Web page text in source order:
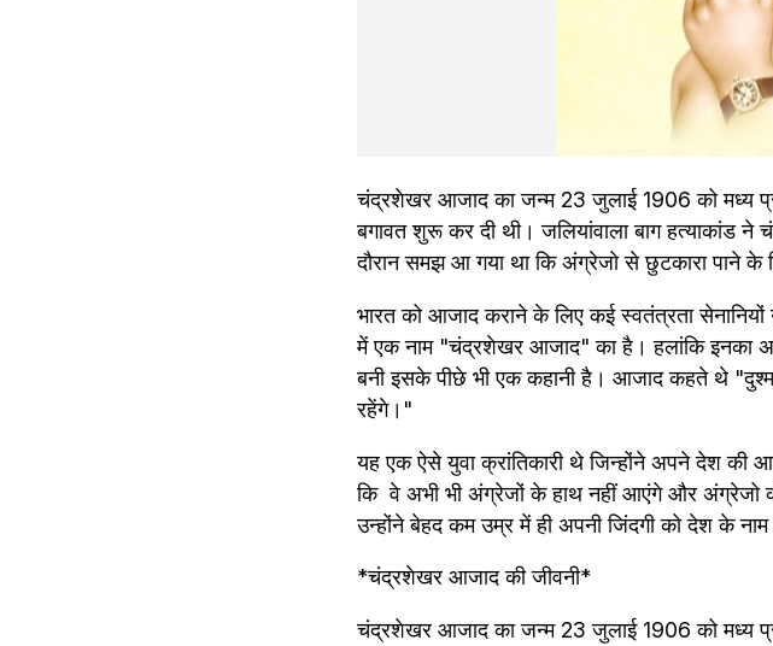
चंद्रशेखर आजाद का जन्म 23 जुलाई 1906 को मध्य
बगावत शुरू कर दी थी। जलियांवाला बाग
दौरान समझ आ गया था कि अंग्रेजो से छुटकारा पाने के
भारत को आजाद कराने के लिए कई स्वतंत्रता सेनानियों
में एक नाम "चंद्रशेखर आजाद" का है। हलांकि इनका
बनी इसके पीछे भी एक कहानी है। आजाद कहते थे
रहेंगे।"
यह एक ऐसे युवा क्रांतिकारी थे जिन्होंने अपने देश की
कि  वे अभी भी अंग्रेजों के हाथ नहीं आएंगे और
उन्होंने बेहद कम उम्र में ही अपनी जिंदगी को देश के नाम
*चंद्रशेखर आजाद की जीवनी*
चंद्रशेखर आजाद का जन्म 23 जुलाई 1906 को मध्य